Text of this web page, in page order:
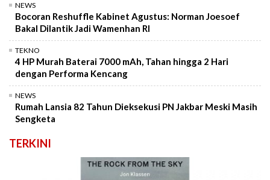
NEWS
Bocoran Reshuffle Kabinet Agustus: Norman Joesoef
Bakal Dilantik Jadi Wamenhan RI
TEKNO
4 HP Murah Baterai 7000 mAh, Tahan hingga 2 Hari
dengan Performa Kencang
NEWS
Rumah Lansia 82 Tahun Dieksekusi PN Jakbar Meski Masih
Sengketa
TERKINI